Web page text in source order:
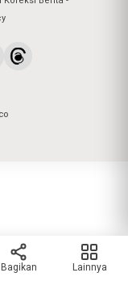
Bagikan Lainnya